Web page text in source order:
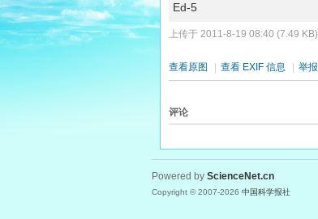
Ed-5
上传于 2011-8-19 08:40 (7.49 KB)
查看原图 查看 EXIF 信息 举报
评论
Powered by ScienceNet.cn
Copyright © 2007-2026 中国科学报社